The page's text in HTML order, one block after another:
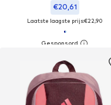
€20,61
Laatste laagste prijs:€22,90